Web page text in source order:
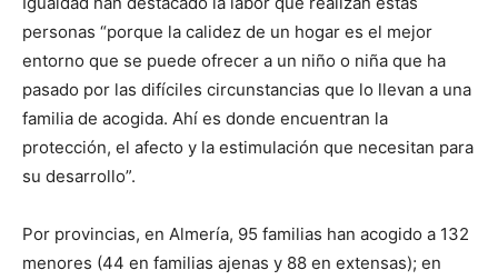
personas “porque la calidez de un hogar es el mejor
entorno que se puede ofrecer a un niño o niña que ha
pasado por las difíciles circunstancias que lo llevan a una
familia de acogida. Ahí es donde encuentran la
protección, el afecto y la estimulación que necesitan para
su desarrollo”.
Por provincias, en Almería, 95 familias han acogido a 132
menores (44 en familias ajenas y 88 en extensas); en